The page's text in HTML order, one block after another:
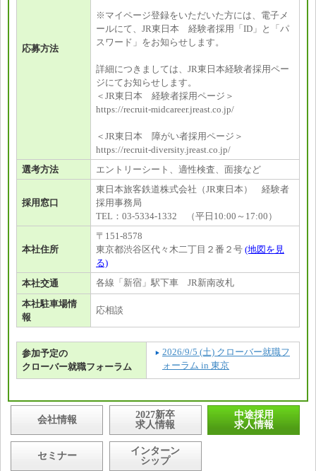
応募方法
※マイページ登録をいただいた方には、電子メ
ールにて、JR東日本 経験者採用「ID」と「パ
スワード」をお知らせします。
詳細につきましては、JR東日本経験者採用ペー
ジにてお知らせします。
＜JR東日本 経験者採用ページ＞
https://recruit-midcareer.jreast.co.jp/
＜JR東日本 障がい者採用ページ＞
https://recruit-diversity.jreast.co.jp/
選考方法
エントリーシート、適性検査、面接など
採用窓口
東日本旅客鉄道株式会社（JR東日本） 経験者
採用事務局
TEL：03-5334-1332 （平日10:00～17:00）
本社住所
〒151-8578
東京都渋谷区代々木二丁目２番２号 (地図を見
る)
本社交通
各線「新宿」駅下車 JR新南改札
本社駐車場情
報
応相談
参加予定の
クローバー就職フォーラム
2026/9/5 (土) クローバー就職フ
ォーラム in 東京
会社情報
2027新卒
求人情報
中途採用
求人情報
セミナー
インターン
シップ